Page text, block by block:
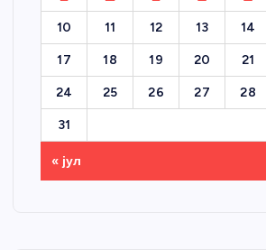
10 11 12 13 14
17 18 19 20 21
24 25 26 27 28
31
« јул